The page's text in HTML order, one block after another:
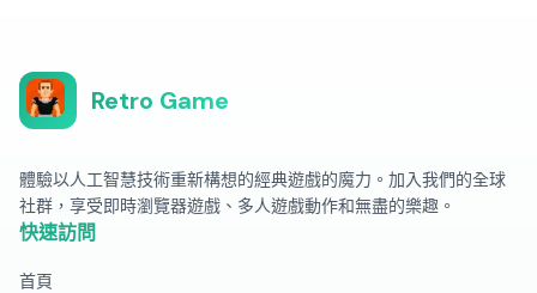
Retro Game
體驗以人工智慧技術重新構想的經典遊戲的魔力。加入我們的全球
社群，享受即時瀏覽器遊戲、多人遊戲動作和無盡的樂趣。
快速訪問
首頁